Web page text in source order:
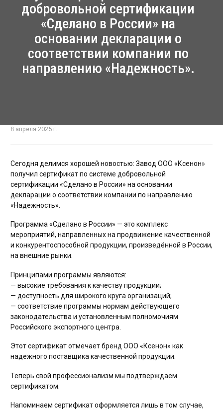
ЖКХ освещение
Торговое модульное освещение
Облучатели
Руководство
Региональные представители
Контакты
добровольной сертификации
«Сделано в России» на
основании декларации о
соответствии компании по
направлению «Надежность».
8 апреля 2025 г.
Сегодня делимся хорошей новостью: Завод ООО «Ксенон»
получил сертификат по системе добровольной
сертификации «Сделано в России» на основании
декларации о соответствии компании по направлению
«Надежность».
Программа «Сделано в России» — это комплекс
мероприятий, направленных на продвижение качественной
и конкурентоспособной продукции, произведённой в России,
на внешние рынки.
Принципами программы являются:
— высокие требования к качеству продукции;
— доступность для широкого круга организаций;
— соответствие программы нормам действующего
законодательства и установленным полномочиям
Российского экспортного центра.
Этот сертификат отмечает бренд ООО «Ксенон» как
надежного поставщика качественной продукции.
Теперь свой профессионализм мы подтверждаем
сертификатом.
Напоминаем сертификат оформляется лишь в том случае,